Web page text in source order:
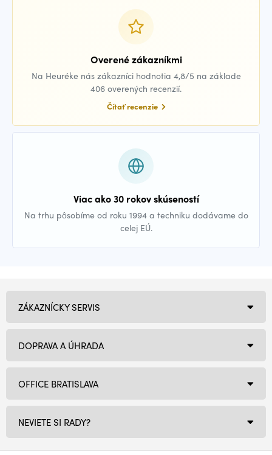
Overené zákazníkmi
Na Heuréke nás zákazníci hodnotia 4,8/5 na základe
406 overených recenzií.
Čítať recenzie
Viac ako 30 rokov skúseností
Na trhu pôsobíme od roku 1994 a techniku dodávame do
celej EÚ.
OFFICE BRATISLAVA
NEVIETE SI RADY?
ZÁKAZNÍCKY SERVIS
DOPRAVA A ÚHRADA